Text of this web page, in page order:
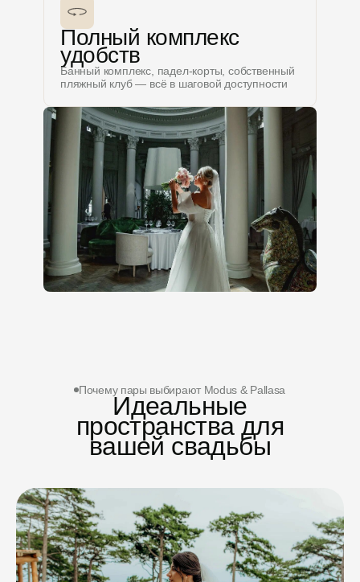
Полный комплекс
удобств
Банный комплекс, падел-корты, собственный
пляжный клуб — всё в шаговой доступности
Почему пары выбирают Modus & Pallasa
Идеальные
пространства для
вашей свадьбы